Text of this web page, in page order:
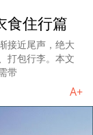
食住行篇
接近尾声，绝大
打包行李。本文
带
A+